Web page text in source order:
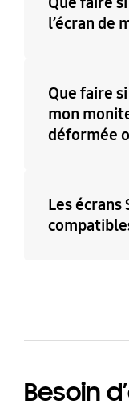
l’écran de
Que faire
mon
déformée
Les écrans
Besoin